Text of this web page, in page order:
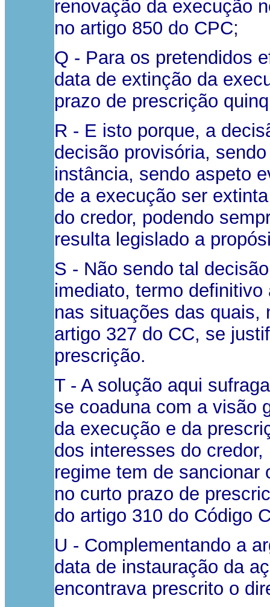
renovação da execução
no artigo 850 do CPC;
Q - Para os pretendidos
data de extinção da
prazo de prescrição
R - E isto porque, a
decisão provisória,
instância, sendo aspeto
de a execução ser
do credor, podendo
resulta legislado a
S - Não sendo tal
imediato, termo
nas situações das quais,
artigo 327 do CC, se
prescrição.
T - A solução aqui
se coaduna com a visão
da execução e da
dos interesses do
regime tem de sancionar
no curto prazo de
do artigo 310 do Código
U - Complementando a
data de instauração da
encontrava prescrito o